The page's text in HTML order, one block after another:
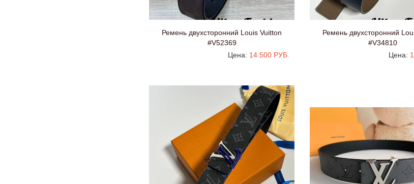
Ремень двухсторонний Louis Vuitton
#V52369
Цена: 14 500 РУБ.
Ремень двухсторонний
#V34810
Цена: